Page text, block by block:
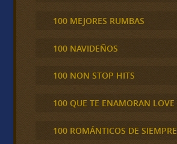
100 MEJORES RUMBAS
100 NAVIDEÑOS
100 NON STOP HITS
100 QUE TE ENAMORAN LOVE
100 ROMÁNTICOS DE SIEMPRE